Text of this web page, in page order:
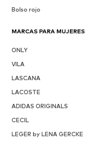
Bolso rojo
MARCAS PARA MUJERES
ONLY
VILA
LASCANA
LACOSTE
ADIDAS ORIGINALS
CECIL
LEGER by LENA GERCKE